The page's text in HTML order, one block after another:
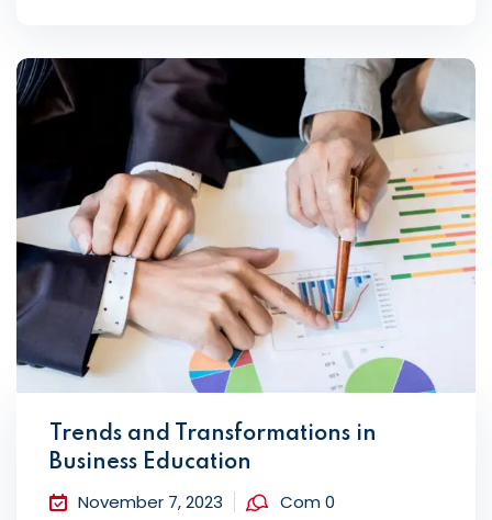
Trends and Transformations in
Business Education
November 7, 2023 Com 0